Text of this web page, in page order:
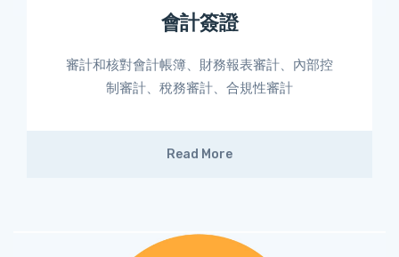
會計簽證
審計和核對會計帳簿、財務報表審計、內部控
制審計、稅務審計、合規性審計
Read More